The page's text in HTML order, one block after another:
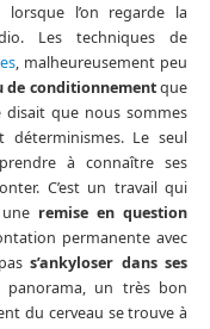
l’on regarde la
Les techniques de
, malheureusement peu
de conditionnementque
disait que nous sommes
déterminismes. Le seul
à connaître ses
C’est un travail qui
remise en question
permanente avec
s’ankyloser dans ses
un très bon
du cerveau se trouve à